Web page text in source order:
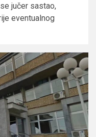
jučer sastao,
eventualnog